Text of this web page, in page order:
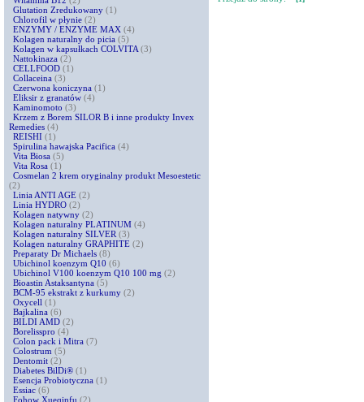
Glutation Zredukowany (1)
Chlorofil w płynie (2)
ENZYMY / ENZYME MAX (4)
Kolagen naturalny do picia (5)
Kolagen w kapsułkach COLVITA (3)
Nattokinaza (2)
CELLFOOD (1)
Collaceina (3)
Czerwona koniczyna (1)
Eliksir z granatów (4)
Kaminomoto (3)
Krzem z Borem SILOR B i inne produkty Invex
Remedies (4)
REISHI (1)
Spirulina hawajska Pacifica (4)
Vita Biosa (5)
Vita Rosa (1)
Cosmelan 2 krem oryginalny produkt Mesoestetic
(2)
Linia ANTI AGE (2)
Linia HYDRO (2)
Kolagen natywny (2)
Kolagen naturalny PLATINUM (4)
Kolagen naturalny SILVER (3)
Kolagen naturalny GRAPHITE (2)
Preparaty Dr Michaels (8)
Ubichinol koenzym Q10 (6)
Ubichinol V100 koenzym Q10 100 mg (2)
Bioastin Astaksantyna (5)
BCM-95 ekstrakt z kurkumy (2)
Oxycell (1)
Bajkalina (6)
BILDI AMD (2)
Borelisspro (4)
Colon pack i Mitra (7)
Colostrum (5)
Dentomit (2)
Diabetes BilDi® (1)
Esencja Probiotyczna (1)
Essiac (6)
Fohow Xueqinfu (2)